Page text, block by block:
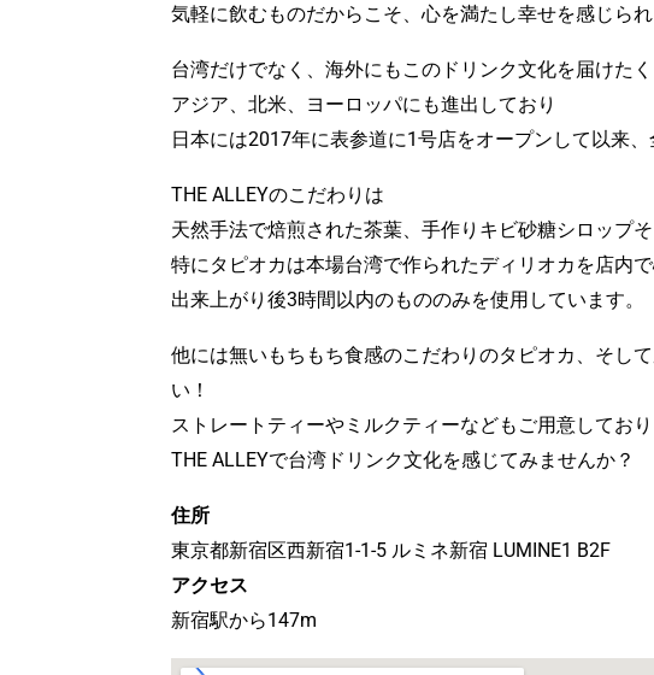
気軽に飲むものだからこそ、心を満たし幸せを感じられ
台湾だけでなく、海外にもこのドリンク文化を届けたく
アジア、北米、ヨーロッパにも進出しており
日本には2017年に表参道に1号店をオープンして以来
THE ALLEYのこだわりは
天然手法で焙煎された茶葉、手作りキビ砂糖シロップそ
特にタピオカは本場台湾で作られたディリオカを店内
出来上がり後3時間以内のもののみを使用しています。
他には無いもちもち食感のこだわりのタピオカ、そし
い！
ストレートティーやミルクティーなどもご用意しており
THE ALLEYで台湾ドリンク文化を感じてみませんか？
住所
東京都新宿区西新宿1-1-5 ルミネ新宿 LUMINE1 B2F
アクセス
新宿駅から147m